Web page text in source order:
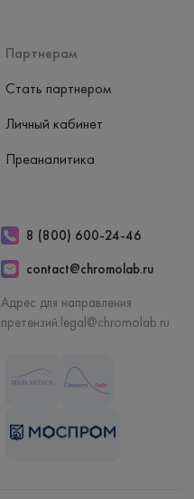
Партнерам
Стать партнером
Личный кабинет
Преаналитика
8 (800) 600-24-46
contact@chromolab.ru
Адрес для направления
претензий:legal@chromolab.ru